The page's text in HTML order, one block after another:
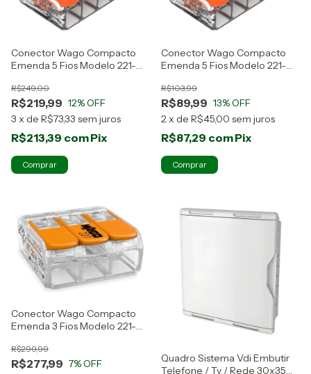
Conector Wago Compacto
Emenda 5 Fios Modelo 221-
R$219,99
R$249,00
12% OFF
3 x de R$73,33 sem juros
R$213,39 comPix
Conector Wago Compacto
Emenda 5 Fios Modelo 221-
R$89,99
R$103,99
13% OFF
2x de R$45,00 sem juros
R$87,29 comPix
Conector Wago Compacto
Emenda 3 Fios Modelo 221-
R$277,99
R$299,99
7% OFF
Quadro Sistema Vdi Embutir
Telefone / Tv / Rede 30x35